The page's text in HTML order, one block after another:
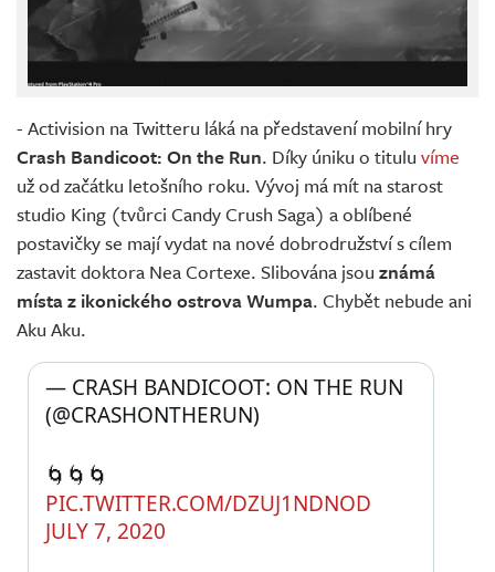
- Activision na Twitteru láká na představení mobilní hry
Crash Bandicoot: On the Run. Díky úniku o titulu víme
už od začátku letošního roku. Vývoj má mít na starost
studio King (tvůrci Candy Crush Saga) a oblíbené
postavičky se mají vydat na nové dobrodružství s cílem
zastavit doktora Nea Cortexe. Slibována jsou známá
místa z ikonického ostrova Wumpa. Chybět nebude ani
Aku Aku.
PIC.TWITTER.COM/DZUJ1NDNOD
— CRASH BANDICOOT: ON THE RUN
(@CRASHONTHERUN)
JULY 7, 2020